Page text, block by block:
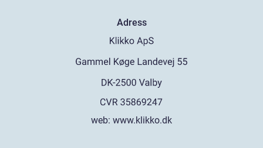
Adress
web: www.klikko.dk